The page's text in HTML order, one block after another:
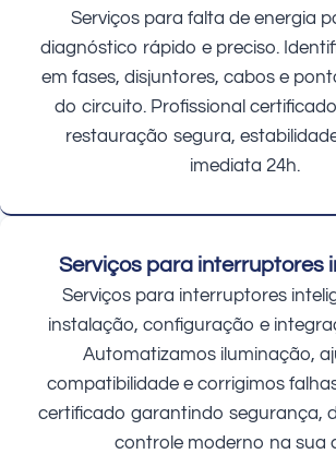
Serviços para falta de energia
diagnóstico rápido e preciso.
em fases, disjuntores, cabos e
do circuito. Profissional
restauração segura,
imediata 24h.
Serviços para interruptores
Serviços para interruptores
instalação, configuração e
Automatizamos iluminação,
compatibilidade e corrigimos
certificado garantindo segurança,
controle moderno na sua